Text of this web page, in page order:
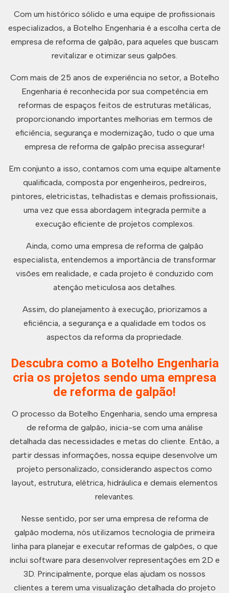
Com um histórico sólido e uma equipe de profissionais
especializados, a Botelho Engenharia é a escolha certa de
empresa de reforma de galpão, para aqueles que buscam
revitalizar e otimizar seus galpões.
Com mais de 25 anos de experiência no setor, a Botelho
Engenharia é reconhecida por sua competência em
reformas de espaços feitos de estruturas metálicas,
proporcionando importantes melhorias em termos de
eficiência, segurança e modernização, tudo o que uma
empresa de reforma de galpão precisa assegurar!
Em conjunto a isso, contamos com uma equipe altamente
qualificada, composta por engenheiros, pedreiros,
pintores, eletricistas, telhadistas e demais profissionais,
uma vez que essa abordagem integrada permite a
execução eficiente de projetos complexos.
Ainda, como uma empresa de reforma de galpão
especialista, entendemos a importância de transformar
visões em realidade, e cada projeto é conduzido com
atenção meticulosa aos detalhes.
Assim, do planejamento à execução, priorizamos a
eficiência, a segurança e a qualidade em todos os
aspectos da reforma da propriedade.
Descubra como a Botelho Engenharia
cria os projetos sendo uma empresa
de reforma de galpão!
O processo da Botelho Engenharia, sendo uma empresa
de reforma de galpão, inicia-se com uma análise
detalhada das necessidades e metas do cliente. Então, a
partir dessas informações, nossa equipe desenvolve um
projeto personalizado, considerando aspectos como
layout, estrutura, elétrica, hidráulica e demais elementos
relevantes.
Nesse sentido, por ser uma empresa de reforma de
galpão moderna, nós utilizamos tecnologia de primeira
linha para planejar e executar reformas de galpões, o que
inclui software para desenvolver representações em 2D e
3D. Principalmente, porque elas ajudam os nossos
clientes a terem uma visualização detalhada do projeto